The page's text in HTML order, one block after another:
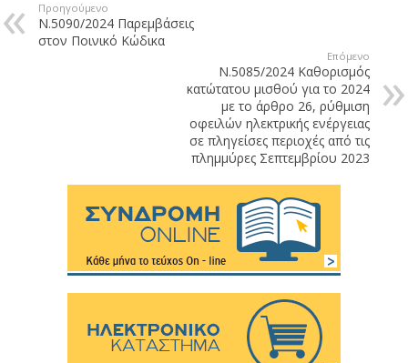
Προηγούμενο
Ν.5090/2024 Παρεμβάσεις
στον Ποινικό Κώδικα
Επόμενο
Ν.5085/2024 Καθορισμός
κατώτατου μισθού για το 2024
με το άρθρο 26, ρύθμιση
οφειλών ηλεκτρικής ενέργειας
σε πληγείσες περιοχές από τις
πλημμύρες Σεπτεμβρίου 2023